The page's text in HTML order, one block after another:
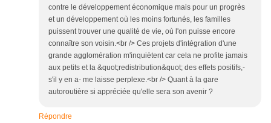
contre le développement économique mais pour un progrès
et un développement où les moins fortunés, les familles
puissent trouver une qualité de vie, où l'on puisse encore
connaître son voisin.<br /> Ces projets d'intégration d'une
grande agglomération m'inquiètent car cela ne profite jamais
aux petits et la &quot;redistribution&quot; des effets positifs,-
s'il y en a- me laisse perplexe.<br /> Quant à la gare
autoroutière si appréciée qu'elle sera son avenir ?
Répondre